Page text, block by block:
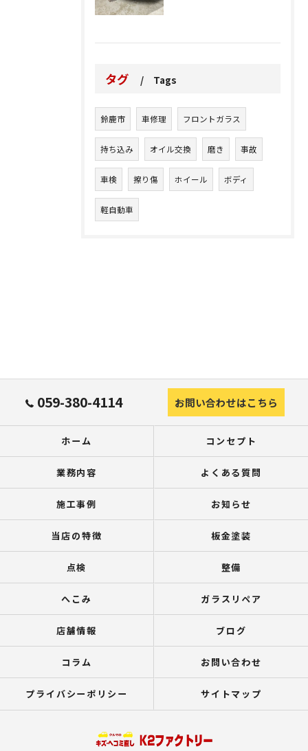
タグ Tags
鈴鹿市 車修理 フロントガラス
持ち込み オイル交換 磨き 事故
車検 擦り傷 ホイール ボディ
軽自動車
059-380-4114 お問い合わせはこちら
ホーム コンセプト
業務内容 よくある質問
施工事例 お知らせ
当店の特徴 板金塗装
点検 整備
へこみ ガラスリペア
店舗情報 ブログ
コラム お問い合わせ
プライバシーポリシー サイトマップ